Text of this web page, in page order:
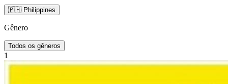
🇵🇭 Philippines
Gênero
Todos os gêneros
1